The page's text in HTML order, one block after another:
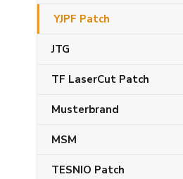
YJPF Patch
JTG
TF LaserCut Patch
Musterbrand
MSM
TESNIO Patch